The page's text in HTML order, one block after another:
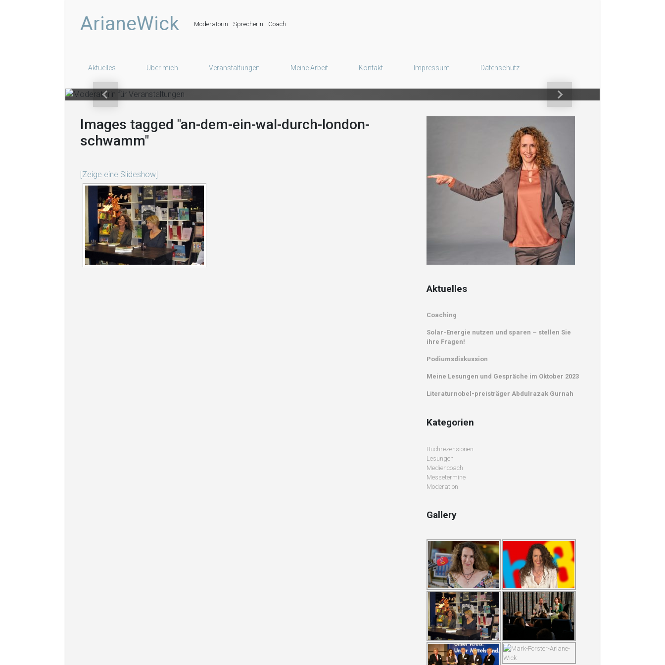
ArianeWick Moderatorin - Sprecherin - Coach
Aktuelles Über mich Veranstaltungen Meine Arbeit Kontakt Impressum Datenschutz
Moderatorin für Veranstaltungen
Vorheriger Nächster
Images tagged "an-dem-ein-wal-durch-london-
schwamm"
[Zeige eine Slideshow]
Aktuelles
Coaching
Solar-Energie nutzen und sparen – stellen Sie
ihre Fragen!
Podiumsdiskussion
Meine Lesungen und Gespräche im Oktober 2023
Literaturnobel-preisträger Abdulrazak Gurnah
Kategorien
Buchrezensionen
Lesungen
Mediencoach
Messetermine
Moderation
Gallery